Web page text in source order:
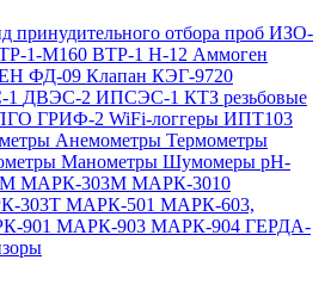
принудительного отбора проб ИЗО-
1-М160 ВТР-1 Н-12 Аммоген
ФД-09 Клапан КЭГ-9720
ДВЭС-2 ИПСЭС-1 КТЗ резьбовые
ГРИФ-2 WiFi-логгеры ИПТ103
Анемометры Термометры
Манометры Шумомеры pH-
МАРК-303М МАРК-3010
303Т МАРК-501 МАРК-603,
901 МАРК-903 МАРК-904 ГЕРДА-